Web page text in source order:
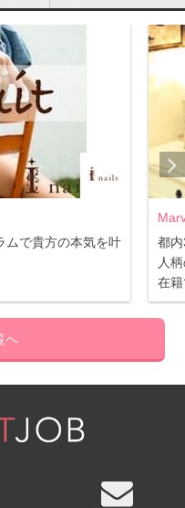
生充実で安心♪
境◎ JNA認定講師
☆未
研
ける
へ